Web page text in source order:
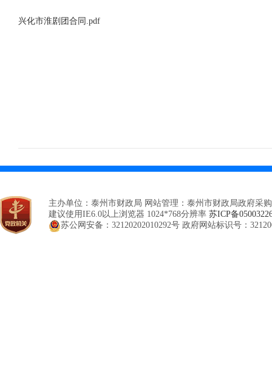
兴化市淮剧团合同.pdf
主办单位：泰州市财政局 网站管理：泰州市财政局政府采
建议使用IE6.0以上浏览器 1024*768分辨率 苏ICP备
苏公网安备：32120202010292号 政府网站标识号：